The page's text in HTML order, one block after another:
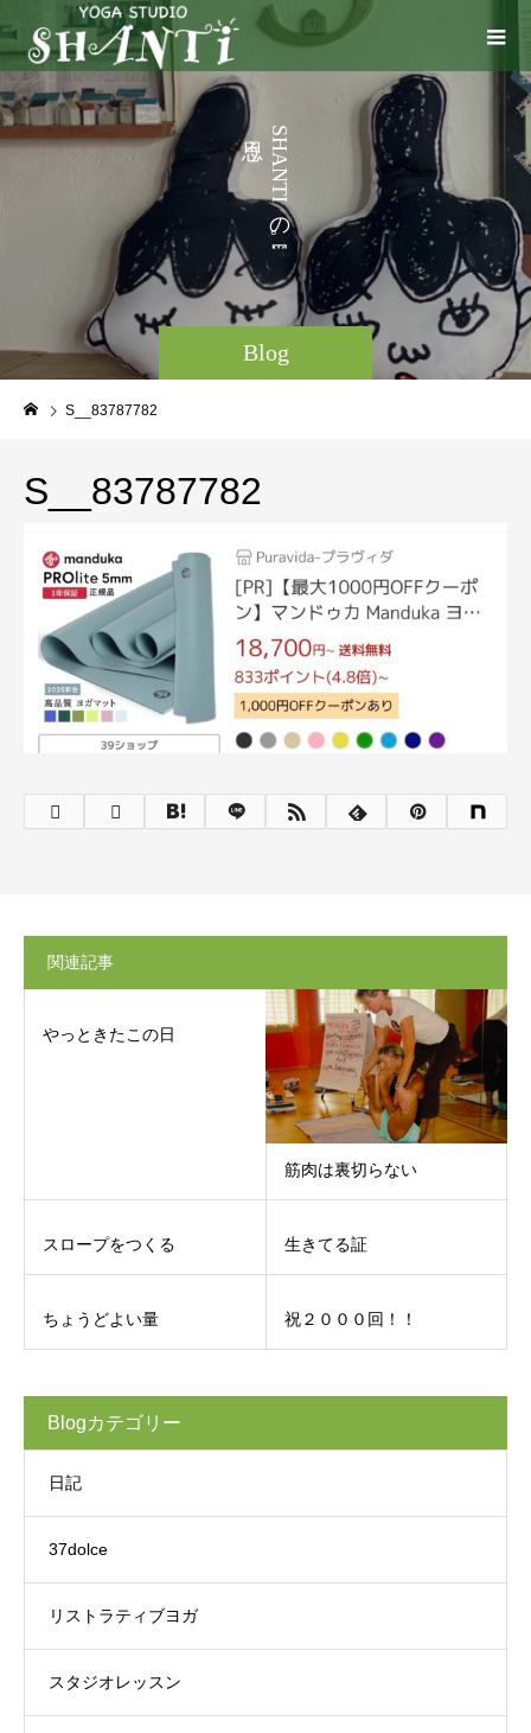
Blog
S
H
A
N
T
I
の
。
う
こ
な
S__83787782
S__83787782
関連記事
やっときたこの日
筋肉は裏切らない
スロープをつくる 生きてる証
ちょうどよい量 祝２０００回！！
Blogカテゴリー
日記
37dolce
リストラティブヨガ
スタジオレッスン